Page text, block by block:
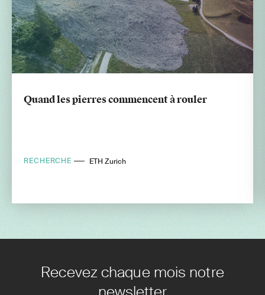
Quand les pierres commencent à rouler
RECHERCHE ETH Zurich
Recevez chaque mois notre